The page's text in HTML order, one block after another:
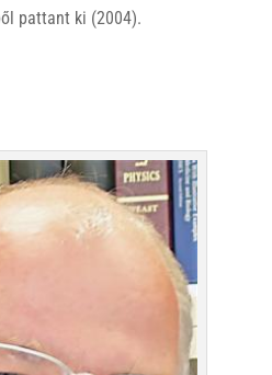
pattant ki (2004).